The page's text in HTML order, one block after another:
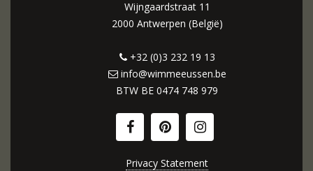
Wijngaardstraat 11
2000 Antwerpen (België)
+32 (0)3 232 19 13
info@wimmeeussen.be
BTW BE 0474 748 979
Privacy Statement